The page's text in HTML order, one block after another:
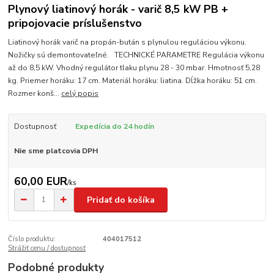
Plynový liatinový horák - varič 8,5 kW PB +
pripojovacie príslušenstvo
Liatinový horák varič na propán-bután s plynulou reguláciou výkonu.
Nožičky sú demontovateľné. TECHNICKÉ PARAMETRE Regulácia výkonu
až do 8,5 kW. Vhodný regulátor tlaku plynu 28 - 30 mbar. Hmotnosť 5,28
kg. Priemer horáku: 17 cm. Materiál horáku: liatina. Dĺžka horáku: 51 cm.
Rozmer konš... celý popis
Dostupnosť Expedícia do 24 hodín
Nie sme platcovia DPH
60,00 EUR/ks
Pridať do košíka
Číslo produktu:
404017512
Strážiť cenu / dostupnosť
Podobné produkty